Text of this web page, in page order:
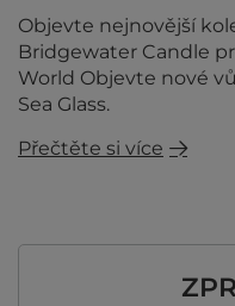
Objevte nejnovější
Bridgewater Candle
World Objevte nové
Sea Glass.
Přečtěte si více